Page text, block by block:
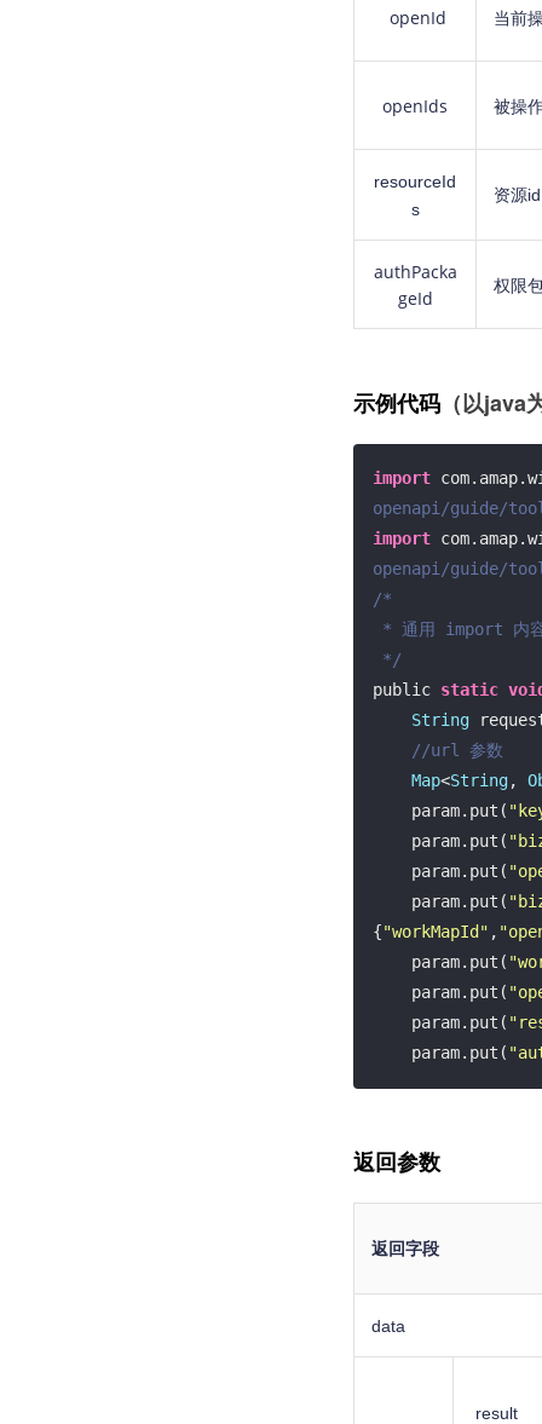
openId 当前
openIds 被操
resourceId
s
资源id
authPacka
geId
权限
示例代码 （以java
import
openapi/guide/
import
openapi/guide/
/*
*/
public static
String
//url 参数
Map<String,
    param.put(
    param.put(
    param.put(
    param.put(
{"workMapId" ,
    param.put(
    param.put(
    param.put(
    param.put(
返回参数
返回字段
data
result